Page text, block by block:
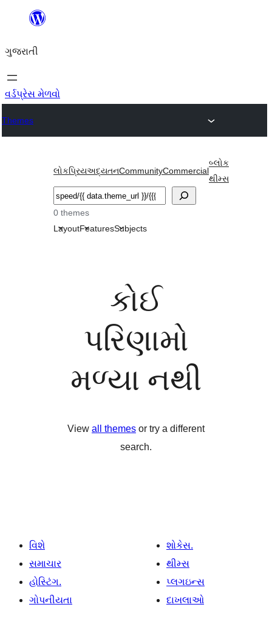
કંટેન્ટ(લખાણ)
જાઓ
ગુજરાતી
વર્ડપ્રેસ મેળવો
Themes
લોકપ્રિયઅદ્યતનCommunityCommercial
બ્લોક
થીમ્સ
શોધો
0 themes
LayoutFeaturesSubjects
કોઈ
પરિણામો
મળ્યા નથી
View all themes or try a different
search.
વિશે
સમાચાર
હોસ્ટિંગ.
ગોપનીયતા
શોકેસ.
થીમ્સ
પ્લગઇન્સ
દાખલાઓ